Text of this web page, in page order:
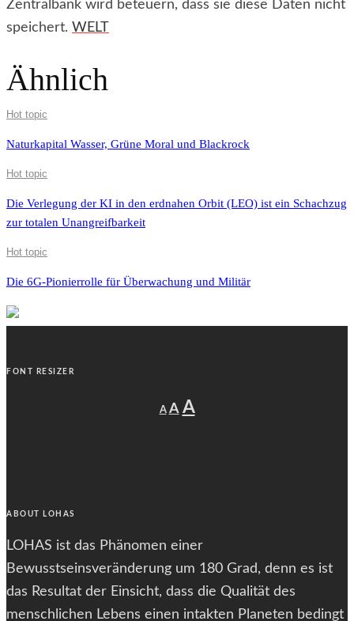
Zentralbank wird beteuern, dass sie diese Daten nicht
speichert. WELT
Ähnlich
Hot topic
Naturkapital Wasser, Grüne Moral und Blackrock
Hot topic
Die Verlegung der KI in den erdnahen Orbit (LEO) ist ein Schachzug
zur totalen Unangreifbarkeit
Hot topic
Die 6G-Pionierrolle für Überwachung und Militär
FONT RESIZER
A
Decrease
font
A Reset
AIncrease
ABOUT LOHAS
LOHAS ist das Phänomen einer
Bewusstseinsveränderung um 180 Grad, denn es ist
das Resultat der Einsicht, dass die Qualität des
menschlichen Lebens einen intakten Planeten bedingt